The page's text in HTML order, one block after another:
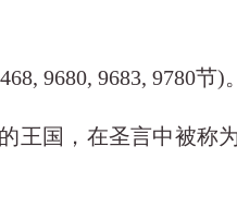
9680, 9683, 9780节)。
国，在圣言中被称